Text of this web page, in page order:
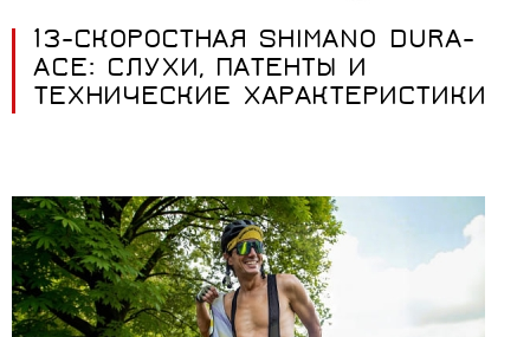
13-СКОРОСТНАЯ SHIMANO DURA-
ACE: СЛУХИ, ПАТЕНТЫ И
ТЕХНИЧЕСКИЕ ХАРАКТЕРИСТИКИ